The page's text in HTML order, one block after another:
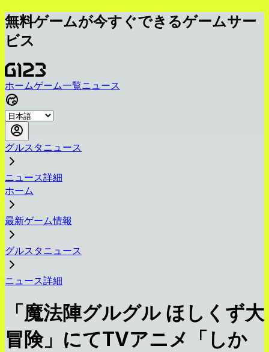
無料ゲームが今すぐできるゲームサー
ビス
ホームゲーム一覧ニュース
グルスタニュース
ニュース詳細
ホーム
最新ゲーム情報
グルスタニュース
ニュース詳細
「魔法陣グルグル ほしくず大
冒険」にてTVアニメ「しか